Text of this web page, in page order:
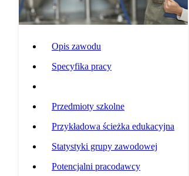
Opis zawodu
Specyfika pracy
Przedmioty szkolne
Przykładowa ścieżka edukacyjna
Statystyki grupy zawodowej
Potencjalni pracodawcy